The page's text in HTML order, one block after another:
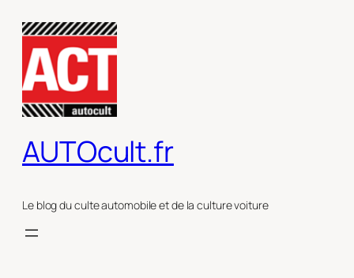
contenu
AUTOcult.fr
Le blog du culte automobile et de la culture voiture